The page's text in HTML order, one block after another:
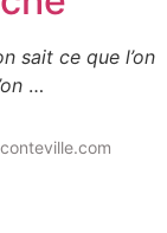
sait ce que l’on
…